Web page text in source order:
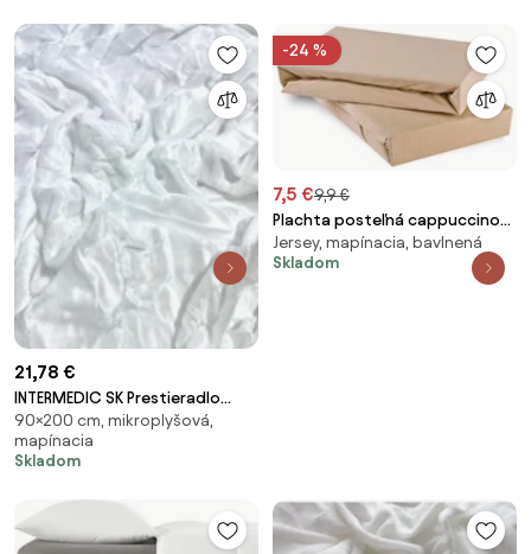
21,78 €
INTERMEDIC SK Prestieradlo
mikroplyš 90x200 cm - Biela
90×200 cm, mikroplyšová,
mapínacia
Skladom
-24 %
7,5 €9,9 €
Plachta posteľná cappuccino
jersey EMI, Plachta 90x200
Jersey, mapínacia, bavlnená
Skladom